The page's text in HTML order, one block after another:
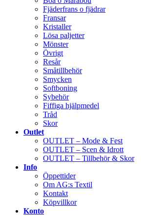
Fjäderfrans o fjädrar
Fransar
Kristaller
Lösa paljetter
Mönster
Övrigt
Resår
Småtillbehör
Smycken
Softboning
Sybehör
Fiffiga hjälpmedel
Tråd
Skor
Outlet
OUTLET – Mode & Fest
OUTLET – Scen & Idrott
OUTLET – Tillbehör & Skor
Info
Öppettider
Om AG:s Textil
Kontakt
Köpvillkor
Konto